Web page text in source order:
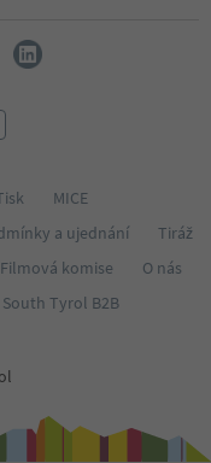
MICE
a ujednání
Tiráž
Filmová komise
O nás
South Tyrol B2B